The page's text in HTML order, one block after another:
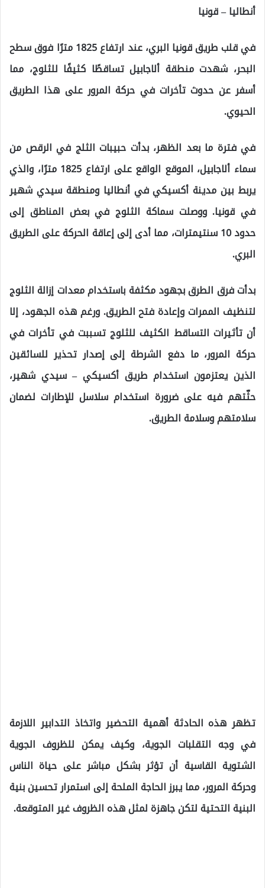
أنطاليا – قونيا
في قلب طريق قونيا البري، عند ارتفاع 1825 مترًا فوق سطح
البحر، شهدت منطقة ألاجابيل تساقطًا كثيفًا للثلوج، مما
أسفر عن حدوث تأخرات في حركة المرور على هذا الطريق
الحيوي.
في فترة ما بعد الظهر، بدأت حبيبات الثلج في الرقص من
سماء ألاجابيل، الموقع الواقع على ارتفاع 1825 مترًا، والذي
يربط بين مدينة أكسيكي في أنطاليا ومنطقة سيدي شهير
في قونيا. ووصلت سماكة الثلوج في بعض المناطق إلى
حدود 10 سنتيمترات، مما أدى إلى إعاقة الحركة على الطريق
البري.
بدأت فرق الطرق بجهود مكثفة باستخدام معدات إزالة الثلوج
لتنظيف الممرات وإعادة فتح الطريق. ورغم هذه الجهود، إلا
أن تأثيرات التساقط الكثيف للثلوج تسببت في تأخرات في
حركة المرور، ما دفع الشرطة إلى إصدار تحذير للسائقين
الذين يعتزمون استخدام طريق أكسيكي – سيدي شهير،
حثّتهم فيه على ضرورة استخدام سلاسل للإطارات لضمان
سلامتهم وسلامة الطريق.
تظهر هذه الحادثة أهمية التحضير واتخاذ التدابير اللازمة
في وجه التقلبات الجوية، وكيف يمكن للظروف الجوية
الشتوية القاسية أن تؤثر بشكل مباشر على حياة الناس
وحركة المرور، مما يبرز الحاجة الملحة إلى استمرار تحسين بنية
البنية التحتية لتكن جاهزة لمثل هذه الظروف غير المتوقعة.